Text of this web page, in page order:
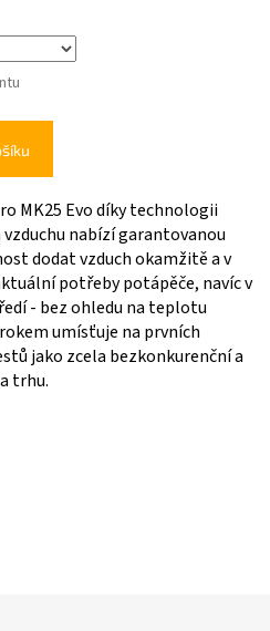
MK25 Evo díky technologii
nabízí garantovanou
dodat vzduch okamžitě a v
potřeby potápěče, navíc v
- bez ohledu na teplotu
umísťuje na prvních
jako zcela bezkonkurenční a
trhu.